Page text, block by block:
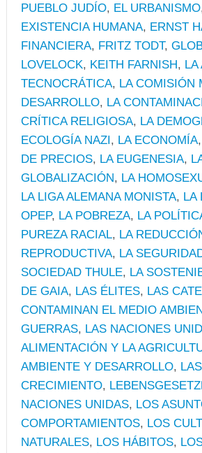
PUEBLO JUDÍO, EL URBANISMO
EXISTENCIA HUMANA, ERNST
FINANCIERA, FRITZ TODT,
LOVELOCK, KEITH FARNISH, LA
TECNOCRÁTICA, LA COMISIÓN
DESARROLLO, LA
CRÍTICA RELIGIOSA, LA
ECOLOGÍA NAZI, LA ECONOMÍA,
DE PRECIOS, LA EUGENESIA,
GLOBALIZACIÓN, LA
LA LIGA ALEMANA MONISTA, LA
OPEP, LA POBREZA, LA
PUREZA RACIAL, LA
REPRODUCTIVA, LA
SOCIEDAD THULE, LA
DE GAIA, LAS ÉLITES, LAS
CONTAMINAN EL MEDIO
GUERRAS, LAS NACIONES
ALIMENTACIÓN Y LA
AMBIENTE Y DESARROLLO,
CRECIMIENTO,
NACIONES UNIDAS, LOS
COMPORTAMIENTOS, LOS
NATURALES, LOS HÁBITOS,